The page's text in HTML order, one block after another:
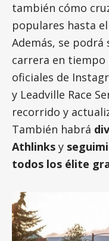
también cómo
populares hasta
Además, se
carrera en tiempo
oficiales de
y Leadville Race
recorrido y
También habrá
Athlinks y
todos los élite